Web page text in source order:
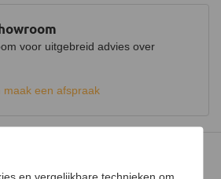
meerdere buizen vast te zetten
voor uitgebreid advies over
maak een afspraak
RVS 304
25 mm
RVS
en vergelijkbare technieken om